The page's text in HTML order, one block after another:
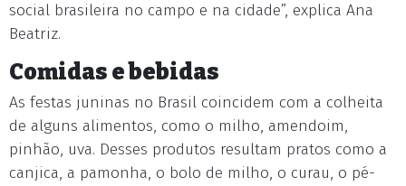
social brasileira no campo e na cidade”, explica Ana
Beatriz.
Comidas e bebidas
As festas juninas no Brasil coincidem com a colheita
de alguns alimentos, como o milho, amendoim,
pinhão, uva. Desses produtos resultam pratos como a
canjica, a pamonha, o bolo de milho, o curau, o pé-